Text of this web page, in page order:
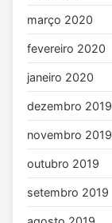
março 2020
fevereiro 2020
janeiro 2020
dezembro 2019
novembro 2019
outubro 2019
setembro 2019